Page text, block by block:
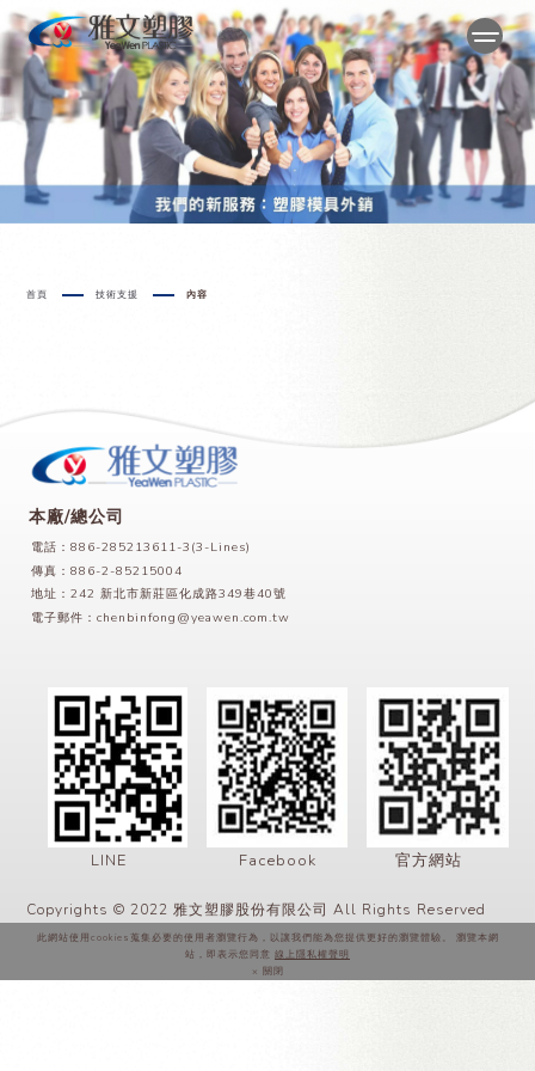
首頁 技術支援 內容
本廠/總公司
電話：886-285213611-3(3-Lines)
傳真：886-2-85215004
地址：242 新北市新莊區化成路349巷40號
電子郵件：chenbinfong@yeawen.com.tw
LINE Facebook 官方網站
Copyrights © 2022 雅文塑膠股份有限公司 All Rights Reserved
此網站使用cookies蒐集必要的使用者瀏覽行為，以讓我們能為您提供更好的瀏覽體驗。 瀏覽本網
站，即表示您同意 線上隱私權聲明
× 關閉